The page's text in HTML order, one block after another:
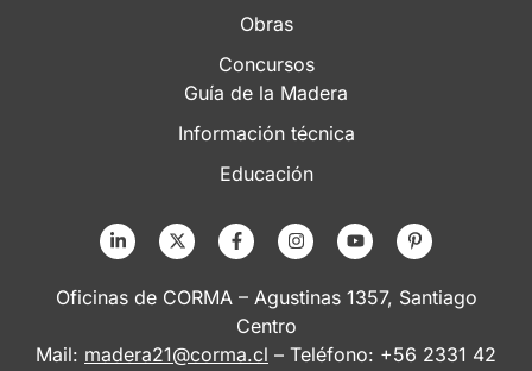
Obras
Concursos
Guía de la Madera
Información técnica
Educación
Oficinas de CORMA – Agustinas 1357, Santiago
Centro
Mail: madera21@corma.cl – Teléfono: +56 2331 42